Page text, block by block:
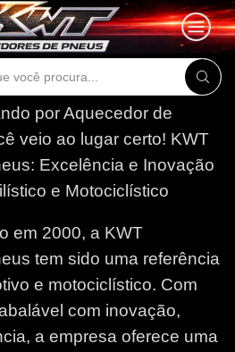
Search
por Aquecedor de
veio ao lugar certo! KWT
Excelência e Inovação
e Motociclístico
em 2000, a KWT
tem sido uma referência
e motociclístico. Com
com inovação,
a empresa oferece uma